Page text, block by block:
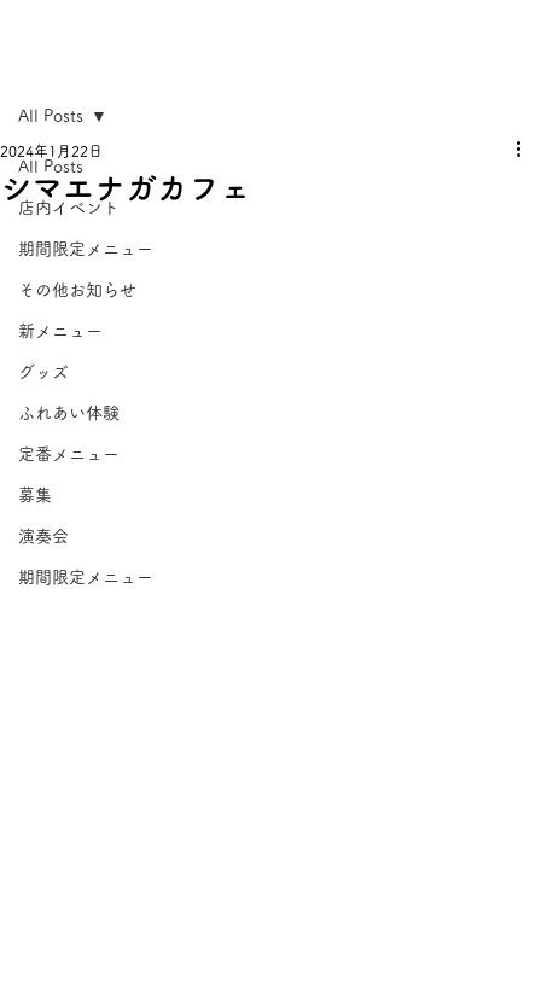
All Posts
店内イベント
期間限定メニュー
その他お知らせ
新メニュー
グッズ
ふれあい体験
定番メニュー
募集
演奏会
期間限定メニュー
All Posts
シマエナガカフェ
2024年1月22日